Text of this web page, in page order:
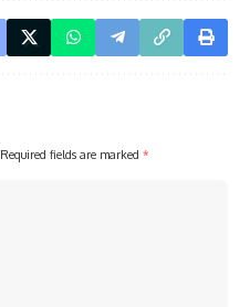
Required fields are marked *